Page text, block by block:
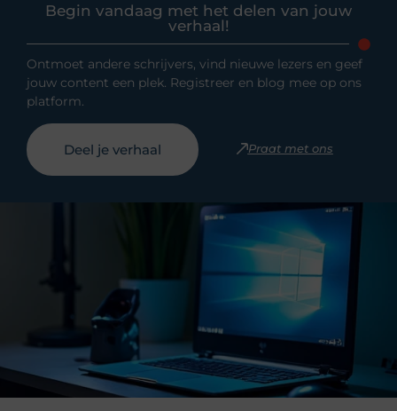
Begin vandaag met het delen van jouw
verhaal!
Ontmoet andere schrijvers, vind nieuwe lezers en geef
jouw content een plek. Registreer en blog mee op ons
platform.
Deel je verhaal Praat met ons